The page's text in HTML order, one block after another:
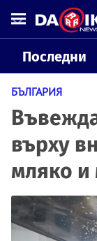
Последни
БЪЛГАРИЯ
върху
мляко и